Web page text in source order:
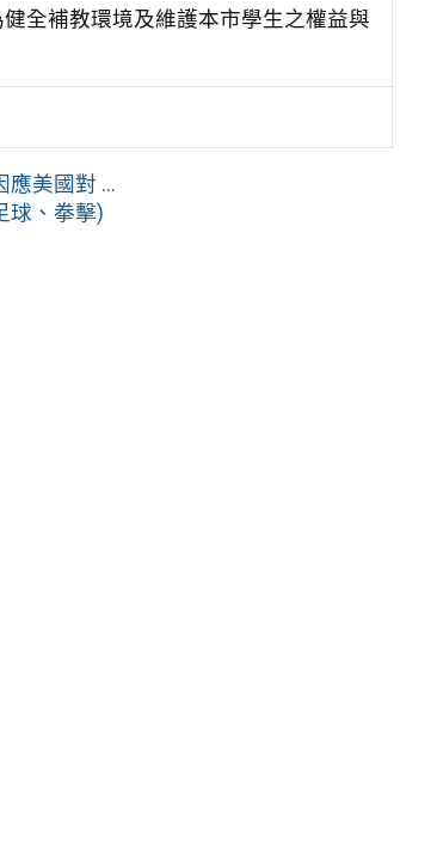
全補教環境及維護本市學生之權益與
美國對 ...
球、拳擊)